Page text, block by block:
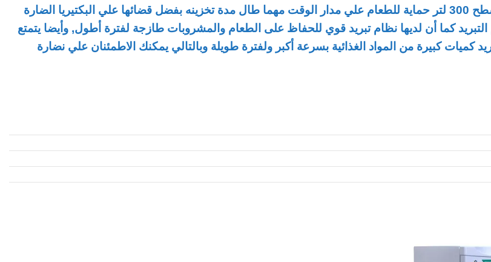
لا تشغل بالك بحالة الطعام في الثلاجة حيث تمنحكم بيسك فريزر مسطح 300 لتر حماية للطعام علي مدار الوقت مهما طال مدة تخزينه بفضل قضائها علي البكتيريا الضارة
كما أن لديها نظام تبريد قوي للحفاظ على الطعام والمشروبات طازجة لفترة أطول, وأيضا يتمتع
كميات كبيرة من المواد الغذائية بسرعة أكبر ولفترة طويلة وبالتالي يمكنك الاطمئنان علي نضارة